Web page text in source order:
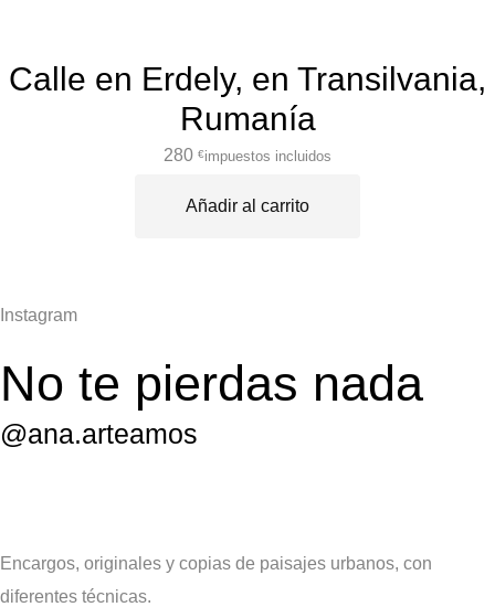
Calle en Erdely, en Transilvania,
Rumanía
280 €impuestos incluidos
Añadir al carrito
Instagram
No te pierdas nada
@ana.arteamos
Encargos, originales y copias de paisajes urbanos, con
diferentes técnicas.